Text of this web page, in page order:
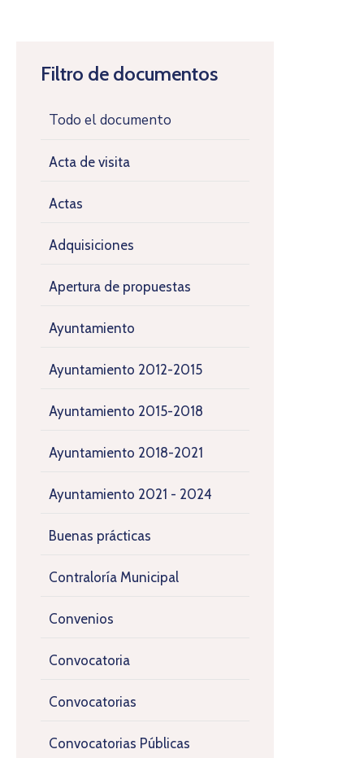
Filtro de documentos
Todo el documento
Acta de visita
Actas
Adquisiciones
Apertura de propuestas
Ayuntamiento
Ayuntamiento 2012-2015
Ayuntamiento 2015-2018
Ayuntamiento 2018-2021
Ayuntamiento 2021 - 2024
Buenas prácticas
Contraloría Municipal
Convenios
Convocatoria
Convocatorias
Convocatorias Públicas